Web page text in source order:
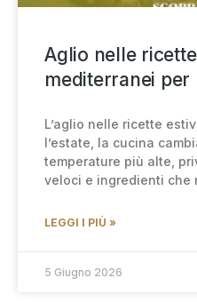
Aglio nelle
mediterranei per
L’aglio nelle ricette
l’estate, la cucina
temperature più alte,
veloci e ingredienti che
LEGGI I PIÙ »
5 Giugno 2026